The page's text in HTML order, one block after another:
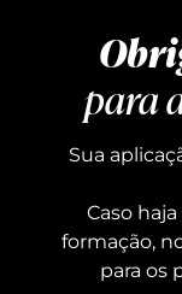
para
Sua
Caso
formação,
para os